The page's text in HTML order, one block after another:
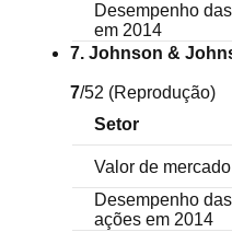
Desempenho
em 2014
7. Johnson &
7/52 (Reprodução)
Setor
Valor de mercado
Desempenho das
ações em 2014